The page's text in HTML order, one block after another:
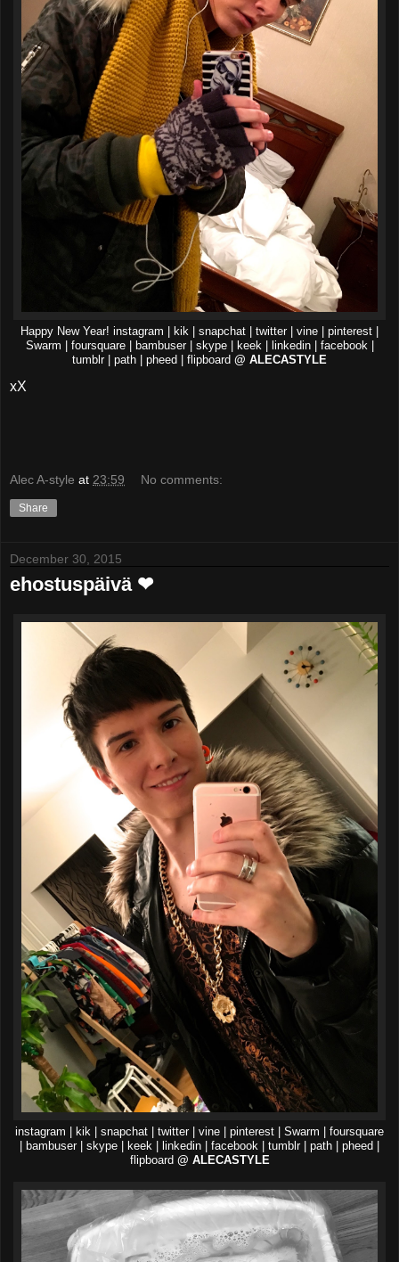
Happy New Year! instagram | kik | snapchat | twitter | vine | pinterest |
Swarm | foursquare | bambuser | skype | keek | linkedin | facebook |
tumblr | path | pheed | flipboard @ ALECASTYLE
xX
Alec A-style at 23:59 No comments:
Share
December 30, 2015
ehostuspäivä ❤
instagram | kik | snapchat | twitter | vine | pinterest | Swarm | foursquare
| bambuser | skype | keek | linkedin | facebook | tumblr | path | pheed |
flipboard @ ALECASTYLE